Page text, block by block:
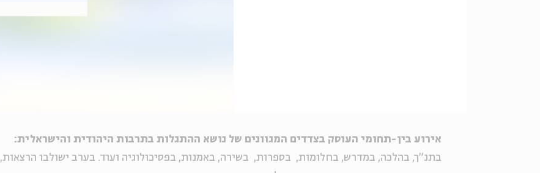
אירוע בין-תחומי העוסק בצדדים המגוונים של נושא ההתגלות בתרבות היהודית והישראלית:
בתנ"ך, בהלכה, במדרש, בחלומות, בספרות, בשירה, באמנות, בפסיכולוגיה ועוד. בערב ישולבו הרצאות,